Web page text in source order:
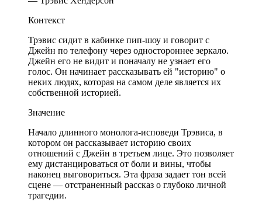
Контекст
Трэвис сидит в кабинке пип-шоу и говорит с
Джейн по телефону через одностороннее зеркало.
Джейн его не видит и поначалу не узнает его
голос. Он начинает рассказывать ей "историю" о
неких людях, которая на самом деле является их
собственной историей.
Значение
Начало длинного монолога-исповеди Трэвиса, в
котором он рассказывает историю своих
отношений с Джейн в третьем лице. Это позволяет
ему дистанцироваться от боли и вины, чтобы
наконец выговориться. Эта фраза задает тон всей
сцене — отстраненный рассказ о глубоко личной
трагедии.